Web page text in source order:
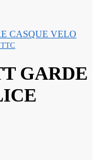
CASQUE VELO
TTC
GARDE